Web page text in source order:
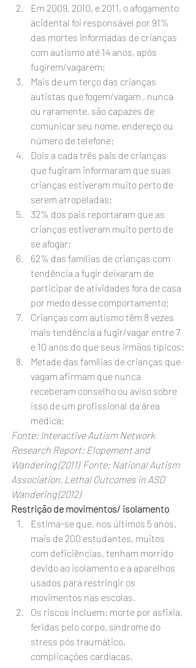
Em 2009, 2010, e 2011, o afogamento
acidental foi responsável por 91%
das mortes informadas de crianças
com autismo até 14 anos, após
fugirem/vagarem;
Mais de um terço das crianças
autistas que fogem/vagam , nunca
ou raramente, são capazes de
comunicar seu nome, endereço ou
número de telefone;
Dois a cada três pais de crianças
que fugiram informaram que suas
crianças estiveram muito perto de
serem atropeladas;
32% dos pais reportaram que as
crianças estiveram muito perto de
se afogar;
62% das famílias de crianças com
tendência a fugir deixaram de
participar de atividades fora de casa
por medo desse comportamento;
Crianças com autismo têm 8 vezes
mais tendência a fugir/vagar entre 7
e 10 anos do que seus irmãos típicos;
Metade das famílias de crianças que
vagam afirmam que nunca
receberam conselho ou aviso sobre
isso de um profissional da área
médica;
Fonte: Interactive Autism Network
Research Report: Elopement and
Wandering (2011)  Fonte: National Autism
Association, Lethal Outcomes in ASD
Wandering (2012)
Restrição de movimentos/ isolamento
Estima-se que, nos últimos 5 anos,
mais de 200 estudantes, muitos
com deficiências, tenham morrido
devido ao isolamento e a aparelhos
usados para restringir os
movimentos nas escolas.
Os riscos incluem: morte por asfixia,
feridas pelo corpo, síndrome do
stress pós traumático,
complicações cardíacas,